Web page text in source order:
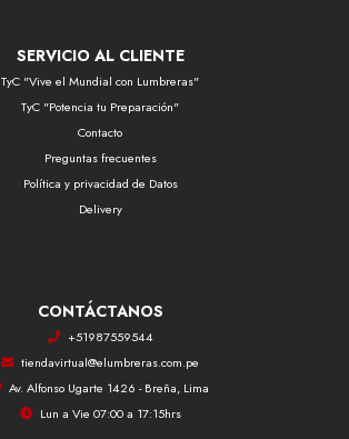
SERVICIO AL CLIENTE
TyC "Vive el Mundial con Lumbreras"
TyC "Potencia tu Preparación"
Contacto
Preguntas frecuentes
Política y privacidad de Datos
Delivery
CONTÁCTANOS
+51987559544
tiendavirtual@elumbreras.com.pe
Av. Alfonso Ugarte 1426 - Breña, Lima
Lun a Vie 07:00 a 17:15hrs